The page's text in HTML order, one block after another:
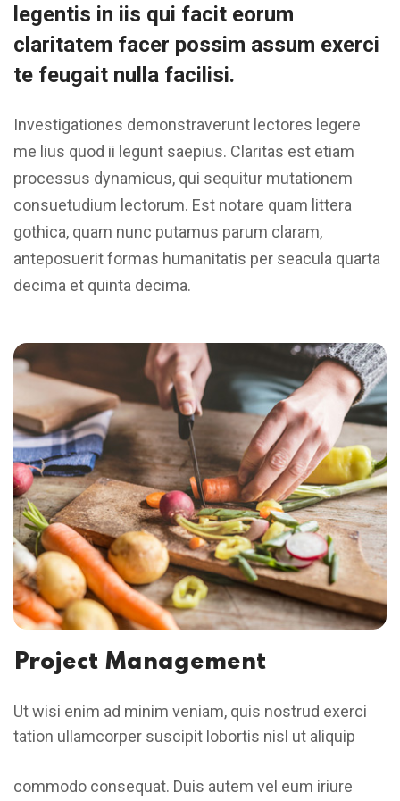
legentis in iis qui facit eorum
claritatem facer possim assum exerci
te feugait nulla facilisi.
Investigationes demonstraverunt lectores legere
me lius quod ii legunt saepius. Claritas est etiam
processus dynamicus, qui sequitur mutationem
consuetudium lectorum. Est notare quam littera
gothica, quam nunc putamus parum claram,
anteposuerit formas humanitatis per seacula quarta
decima et quinta decima.
Project Management
Ut wisi enim ad minim veniam, quis nostrud exerci
tation ullamcorper suscipit lobortis nisl ut aliquip
commodo consequat. Duis autem vel eum iriure